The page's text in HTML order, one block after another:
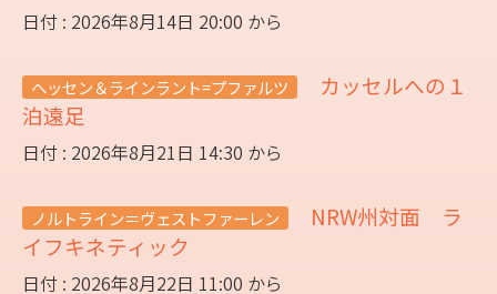
日付 : 2026年8月14日 20:00 から
ヘッセン＆ラインラント=プファルツ
カッセルへの１
泊遠足
日付 : 2026年8月21日 14:30 から
ノルトライン＝ヴェストファーレン
NRW州対面 ラ
イフキネティック
日付 : 2026年8月22日 11:00 から